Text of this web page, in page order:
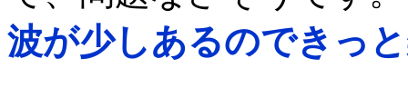
波が少しあるのできっ